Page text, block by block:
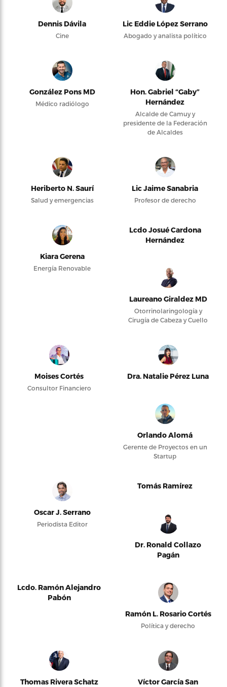
Dennis Dávila
Cine
Lic Eddie López Serrano
Abogado y analista político
González Pons MD
Médico radiólogo
Hon. Gabriel “Gaby”
Hernández
Alcalde de Camuy y
presidente de la Federación
de Alcaldes
Heriberto N. Saurí
Salud y emergencias
Lic Jaime Sanabria
Profesor de derecho
Kiara Gerena
Energía Renovable
Lcdo Josué Cardona
Hernández
Laureano Giraldez MD
Otorrinolaringología y
Cirugía de Cabeza y Cuello
Moises Cortés
Consultor Financiero
Dra. Natalie Pérez Luna
Orlando Alomá
Gerente de Proyectos en un
Startup
Oscar J. Serrano
Periodista Editor
Tomás Ramírez
Dr. Ronald Collazo
Pagán
Lcdo. Ramón Alejandro
Pabón
Ramón L. Rosario Cortés
Política y derecho
Thomas Rivera Schatz
Víctor García San